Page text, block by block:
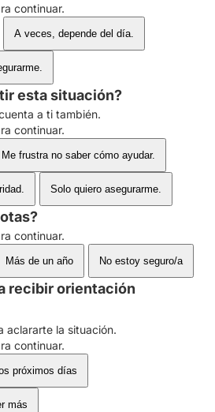
continuar.
A veces, depende del día.
esta situación?
a ti también.
continuar.
Me frustra no saber cómo ayudar.
Solo quiero asegurarme.
continuar.
Más de un año No estoy seguro/a
recibir orientación
aclararte la situación.
continuar.
próximos días
más